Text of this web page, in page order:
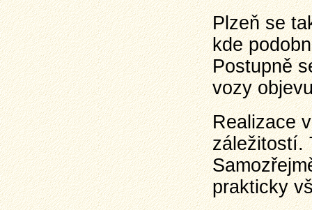
Plzeň se
kde
Postupně
vozy
Realizace
záležitostí.
prakticky